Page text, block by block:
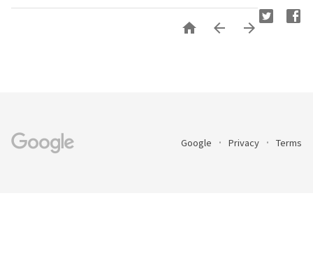
  
Google Privacy Terms